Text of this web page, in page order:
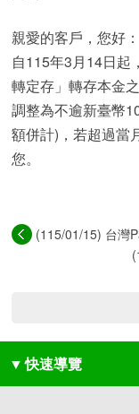
親愛的客戶，您好：
自115年3月14日起
轉定存」轉存本金
調整為不逾新臺幣
額併計)，若超過當
您。
(115/01/15) 台灣
▼ 快速導覽